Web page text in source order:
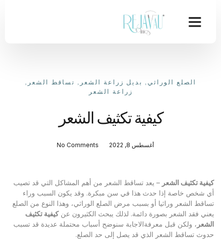
الصلع الوراثي ,بديل زراعة الشعر,تساقط الشعر,
زراعة الشعر
كيفية تكثيف الشعر
أغسطس 8, 2022 No Comments
تكثيف الشعر– يعد تساقط الشعر من أهم المشاكل التي قد تصيب
شخص خاصة إذا حدث هذا في سن مبكرة. وقد يكون السبب وراء
الشعر وراثيا أو بسبب مرض الصلع الوراثي، وهذا النوع من الصلع
فقد الشعر بصورة دائمة. لذلك يبحث الكثيرون عن كيفية تكثيف
، ولكن قبل معرفةالاجابة سنوضح أسباب محتملة عديدة قد تسبب
تساقط الشعر الذي قد يصل إلى حد الصلع.